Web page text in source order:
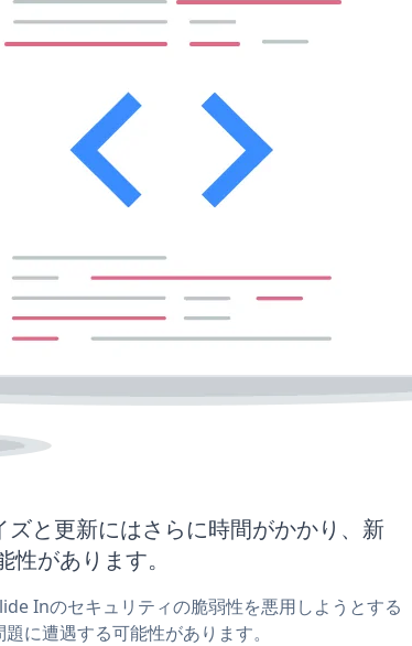
と更新にはさらに時間がかかり、新
があります。
Inのセキュリティの脆弱性を悪用しようとする
に遭遇する可能性があります。